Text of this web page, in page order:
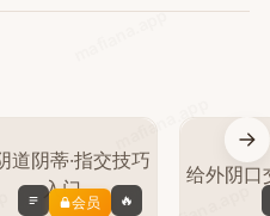
会员 🔥
mafiana.app